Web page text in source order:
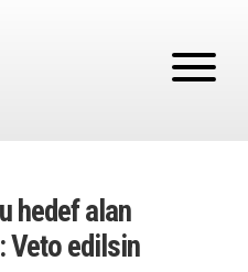
hedef alan
Veto edilsin